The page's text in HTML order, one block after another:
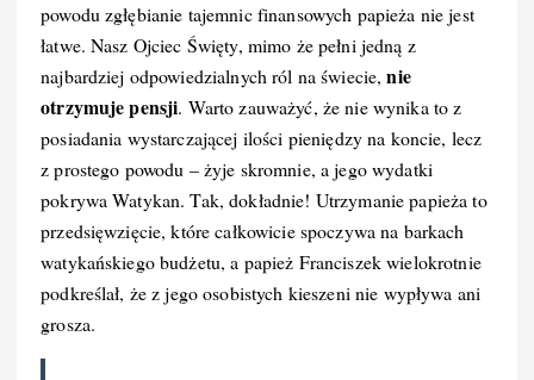
powodu zgłębianie tajemnic finansowych papieża nie jest
łatwe. Nasz Ojciec Święty, mimo że pełni jedną z
najbardziej odpowiedzialnych ról na świecie,nie
otrzymuje pensji. Warto zauważyć, że nie wynika to z
posiadania wystarczającej ilości pieniędzy na koncie, lecz
z prostego powodu – żyje skromnie, a jego wydatki
pokrywa Watykan. Tak, dokładnie! Utrzymanie papieża to
przedsięwzięcie, które całkowicie spoczywa na barkach
watykańskiego budżetu, a papież Franciszek wielokrotnie
podkreślał, że z jego osobistych kieszeni nie wypływa ani
grosza.